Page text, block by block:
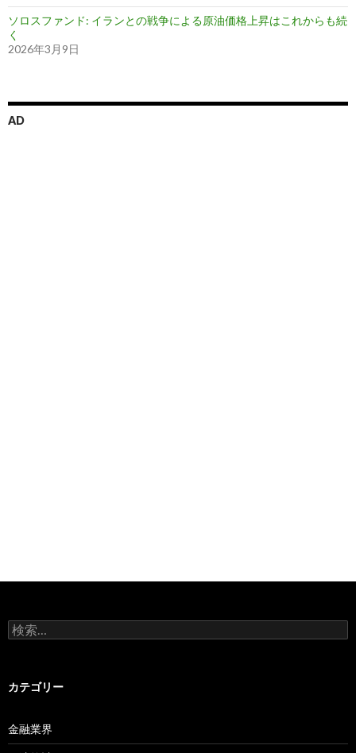
ソロスファンド: イランとの戦争による原油価格上昇はこれからも続
く
2026年3月9日
AD
検
索:
カテゴリー
金融業界